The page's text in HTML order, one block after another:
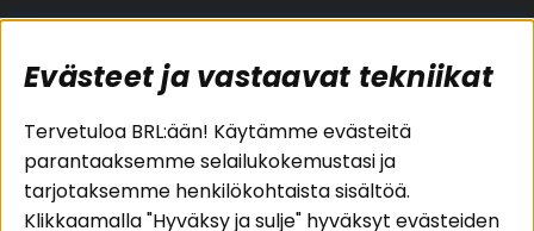
Suositut sivut
Pakettiratkaisut
Autostereot
Asiakaspalvelu
Evästeet
Huolto- ja
Evästeet ja vastaavat tekniikat
Tervetuloa BRL:ään! Käytämme evästeitä
parantaaksemme selailukokemustasi ja
tarjotaksemme henkilökohtaista sisältöä.
Klikkaamalla "Hyväksy ja sulje" hyväksyt evästeiden